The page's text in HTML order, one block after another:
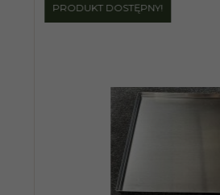
PRODUKT DOSTĘPNY!